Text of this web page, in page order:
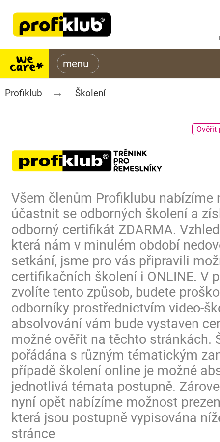
Profiklub Školení
Ověřit
Všem členům Profiklubu nabízíme
účastnit se odborných školení a
odborný certifikát ZDARMA.
která nám v minulém období
setkání, jsme pro vás připravili
certifikačních školení i ONLINE. V
zvolíte tento způsob, budete
odborníky prostřednictvím video-
absolvování vám bude vystaven
možné ověřit na těchto stránkách.
pořádána s různým tématickým
případě školení online je možné
jednotlivá témata postupně.
nyní opět nabízíme možnost
která jsou postupně vypisována
stránce